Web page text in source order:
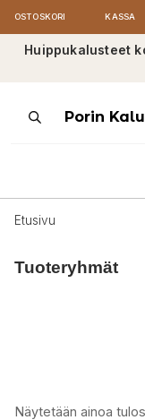
OSTOSKORI KASSA
Huippukalusteet
ProductsPorin
Etusivu
Tuoteryhmät
Näytetään ainoa tulos